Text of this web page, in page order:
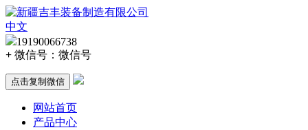
中文
19190066738
+ 微信号： 微信号
点击复制微信
网站首页
产品中心